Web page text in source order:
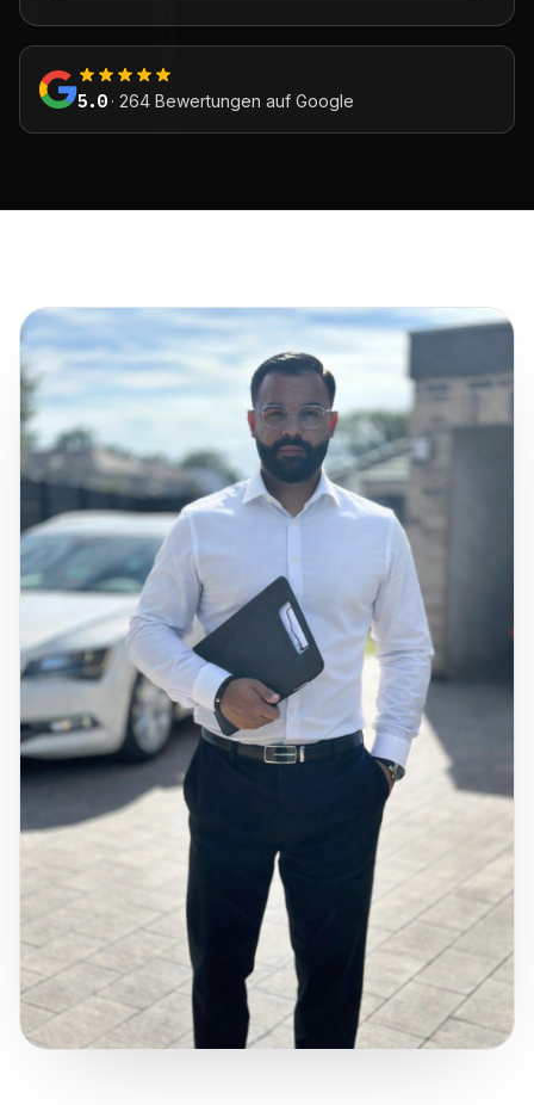
5.0· 264 Bewertungen auf Google